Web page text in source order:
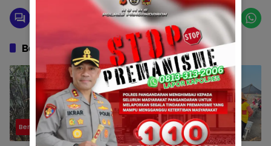
Berita Berkaitan
Berita Berita